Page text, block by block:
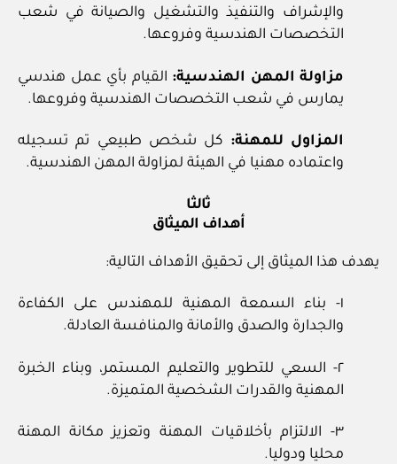
والإشراف والتنفيذ والتشغيل والصيانة في شعب
التخصصات الهندسية وفروعها.
مزاولة المهن الهندسية: القيام بأي عمل هندسي
يمارس في شعب التخصصات الهندسية وفروعها.
المزاول للمهنة: كل شخص طبيعي تم تسجيله
واعتماده مهنيا في الهيئة لمزاولة المهن الهندسية.
ثالثا
أهداف الميثاق
يهدف هذا الميثاق إلى تحقيق الأهداف التالية:
١‏- بناء السمعة المهنية للمهندس على الكفاءة
والجدارة والصدق والأمانة والمنافسة العادلة.
٢‏- السعي للتطوير والتعليم المستمر، وبناء الخبرة
المهنية والقدرات الشخصية المتميزة.
٣‏- الالتزام بأخلاقيات المهنة وتعزيز مكانة المهنة
محليا ودوليا.